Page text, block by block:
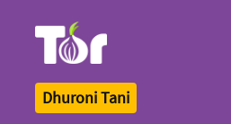
Dhuroni Tani